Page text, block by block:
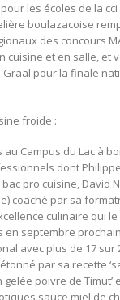
les écoles de la
boulazacoise
des concours
cuisine et en salle, et
pour la finale
froide :
au Campus du Lac à
dont
pro cuisine, David
coaché par sa
culinaire qui
septembre
avec plus de 17 sur
par sa recette
poivre de Timut’
sauce miel de